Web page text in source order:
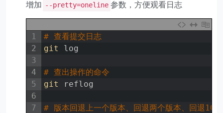
增加 --pretty=oneline 参数，方便观看日志
1
2
3
4
5
6
7
# 查看提交日志
git log
# 查出操作的命令
git reflog
# 版本回退上一个版本、回退两个版本、回退100